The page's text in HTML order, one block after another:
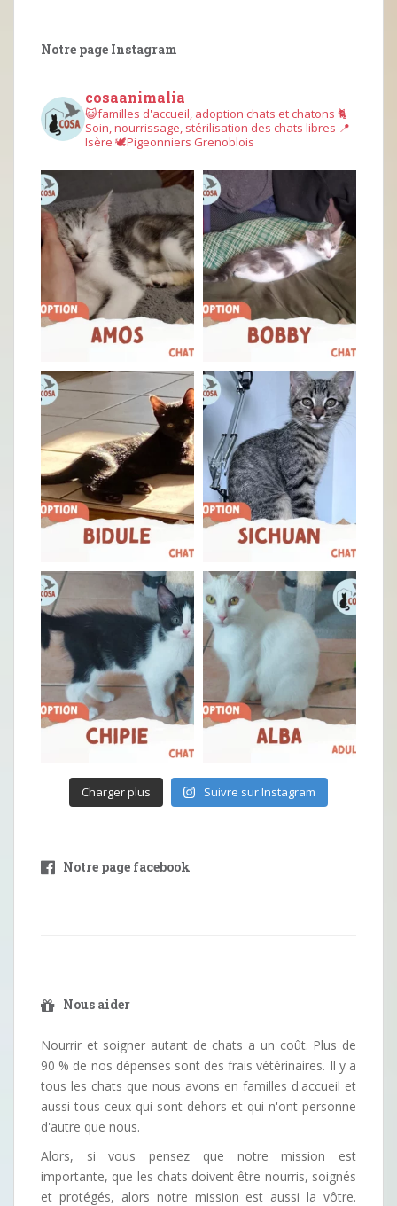
Notre page Instagram
cosaanimalia
😺familles d'accueil, adoption chats et chatons 🐈
Soin, nourrissage, stérilisation des chats libres 📍
Isère 🕊︎Pigeonniers Grenoblois
Charger plus Suivre sur Instagram
Notre page facebook
Nous aider
Nourrir et soigner autant de chats a un coût. Plus de
90 % de nos dépenses sont des frais vétérinaires. Il y a
tous les chats que nous avons en familles d'accueil et
aussi tous ceux qui sont dehors et qui n'ont personne
d'autre que nous.
Alors, si vous pensez que notre mission est
importante, que les chats doivent être nourris, soignés
et protégés, alors notre mission est aussi la vôtre.